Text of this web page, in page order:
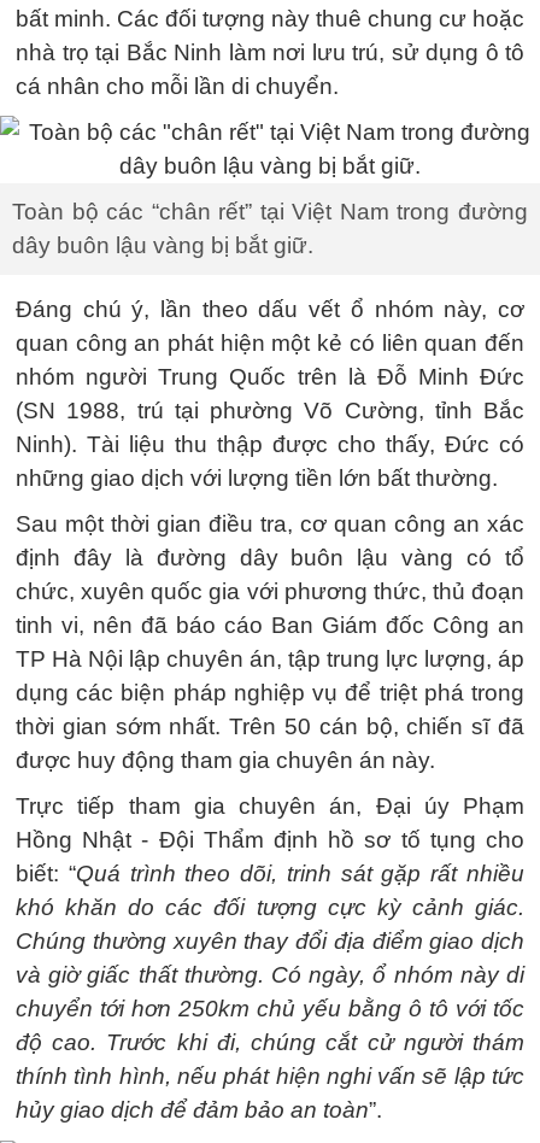
bất minh. Các đối tượng này thuê chung cư hoặc
nhà trọ tại Bắc Ninh làm nơi lưu trú, sử dụng ô tô
cá nhân cho mỗi lần di chuyển.
Toàn bộ các “chân rết” tại Việt Nam trong đường
dây buôn lậu vàng bị bắt giữ.
Đáng chú ý, lần theo dấu vết ổ nhóm này, cơ
quan công an phát hiện một kẻ có liên quan đến
nhóm người Trung Quốc trên là Đỗ Minh Đức
(SN 1988, trú tại phường Võ Cường, tỉnh Bắc
Ninh). Tài liệu thu thập được cho thấy, Đức có
những giao dịch với lượng tiền lớn bất thường.
Sau một thời gian điều tra, cơ quan công an xác
định đây là đường dây buôn lậu vàng có tổ
chức, xuyên quốc gia với phương thức, thủ đoạn
tinh vi, nên đã báo cáo Ban Giám đốc Công an
TP Hà Nội lập chuyên án, tập trung lực lượng, áp
dụng các biện pháp nghiệp vụ để triệt phá trong
thời gian sớm nhất. Trên 50 cán bộ, chiến sĩ đã
được huy động tham gia chuyên án này.
Trực tiếp tham gia chuyên án, Đại úy Phạm
Hồng Nhật - Đội Thẩm định hồ sơ tố tụng cho
biết: “Quá trình theo dõi, trinh sát gặp rất nhiều
khó khăn do các đối tượng cực kỳ cảnh giác.
Chúng thường xuyên thay đổi địa điểm giao dịch
và giờ giấc thất thường. Có ngày, ổ nhóm này di
chuyển tới hơn 250km chủ yếu bằng ô tô với tốc
độ cao. Trước khi đi, chúng cắt cử người thám
thính tình hình, nếu phát hiện nghi vấn sẽ lập tức
hủy giao dịch để đảm bảo an toàn”.